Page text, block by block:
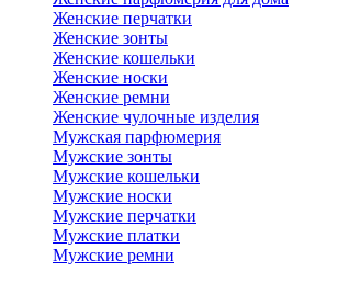
Женские перчатки
Женские зонты
Женские кошельки
Женские носки
Женские ремни
Женские чулочные изделия
Мужская парфюмерия
Мужские зонты
Мужские кошельки
Мужские носки
Мужские перчатки
Мужские платки
Мужские ремни